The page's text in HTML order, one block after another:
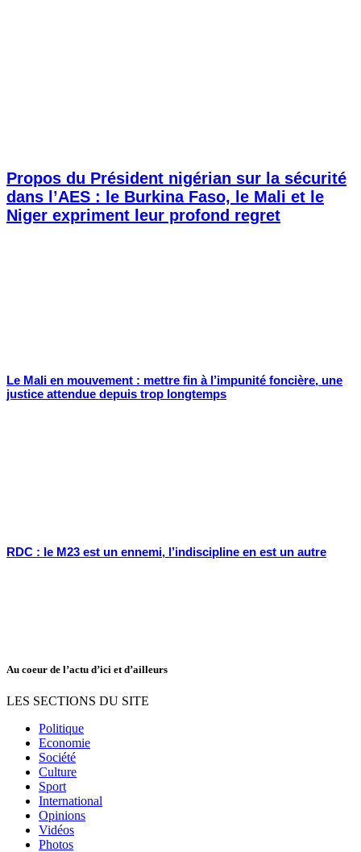
Propos du Président nigérian sur la sécurité
dans l’AES : le Burkina Faso, le Mali et le
Niger expriment leur profond regret
Le Mali en mouvement : mettre fin à l’impunité foncière, une
justice attendue depuis trop longtemps
RDC : le M23 est un ennemi, l’indiscipline en est un autre
Au coeur de l’actu d’ici et d’ailleurs
LES SECTIONS DU SITE
Politique
Economie
Société
Culture
Sport
International
Opinions
Vidéos
Photos